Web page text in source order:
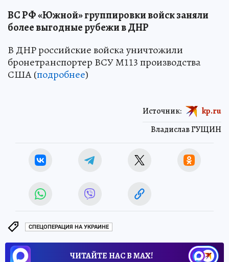
ВС РФ «Южной» группировки войск заняли
более выгодные рубежи в ДНР
В ДНР российские войска уничтожили
бронетранспортер ВСУ М113 производства
США (подробнее)
Владислав ГУЩИН
Источник: kp.ru
СПЕЦОПЕРАЦИЯ НА УКРАИНЕ
ЧИТАЙТЕ НАС В МАХ!